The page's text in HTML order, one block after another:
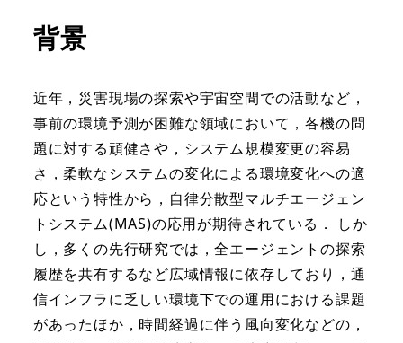
背景
近年，災害現場の探索や宇宙空間での活動など，
事前の環境予測が困難な領域において，各機の問
題に対する頑健さや，システム規模変更の容易
さ，柔軟なシステムの変化による環境変化への適
応という特性から，自律分散型マルチエージェン
トシステム(MAS)の応用が期待されている． しか
し，多くの先行研究では，全エージェントの探索
履歴を共有するなど広域情報に依存しており，通
信インフラに乏しい環境下での運用における課題
があったほか，時間経過に伴う風向変化などの，